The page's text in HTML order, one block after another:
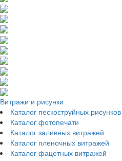
Витражи и рисунки
Каталог пескоструйных рисунков
Каталог фотопечати
Каталог заливных витражей
Каталог пленочных витражей
Каталог фацетных витражей